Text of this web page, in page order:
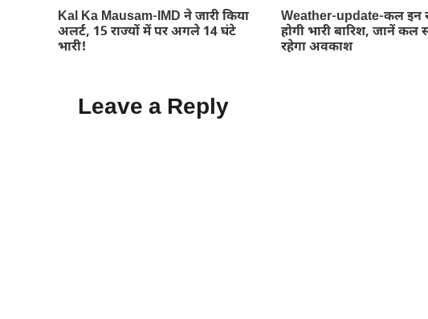
Kal Ka Mausam-IMD ने जारी किया
अलर्ट, 15 राज्यों में पर अगले 14 घंटे
भारी!
Weather-update-कल इन
होगी भारी बारिश, जानें कल
रहेगा अवकाश
Leave a Reply